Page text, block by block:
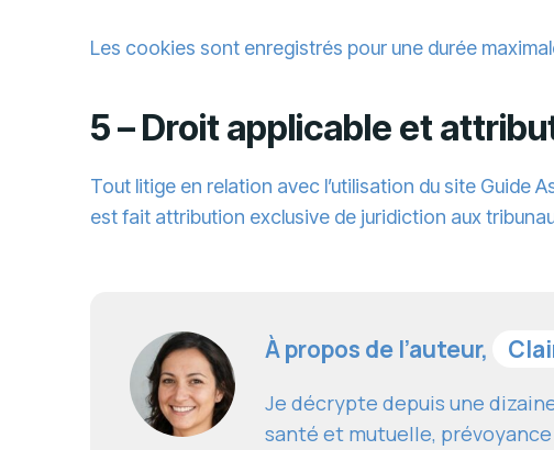
Les cookies sont enregistrés pour une durée
5 – Droit applicable et
Tout litige en relation avec l’utilisation du site Guide
est fait attribution exclusive de juridiction aux
À propos de l’auteur,
Je décrypte depuis une
santé et mutuelle,